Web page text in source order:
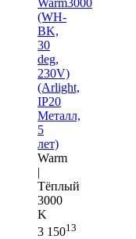
(WH-
BK,
30
deg,
230V)
(Arlight,
IP20
Металл,
5
лет)
Warm
|
Тёплый
3000
K
3 15013